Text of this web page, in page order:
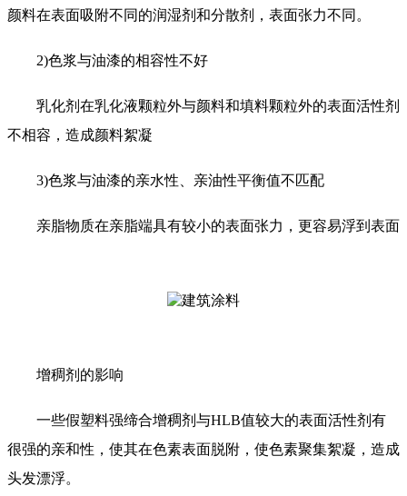
颜料在表面吸附不同的润湿剂和分散剂，表面张力不同。
2)色浆与油漆的相容性不好
乳化剂在乳化液颗粒外与颜料和填料颗粒外的表面活性剂
不相容，造成颜料絮凝
3)色浆与油漆的亲水性、亲油性平衡值不匹配
亲脂物质在亲脂端具有较小的表面张力，更容易浮到表面
增稠剂的影响
一些假塑料强缔合增稠剂与HLB值较大的表面活性剂有
很强的亲和性，使其在色素表面脱附，使色素聚集絮凝，造成
头发漂浮。